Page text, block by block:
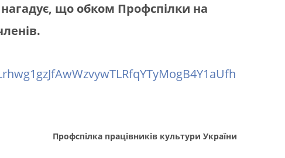
нагадує, що обком Профспілки на
Профспілка працівників культури України